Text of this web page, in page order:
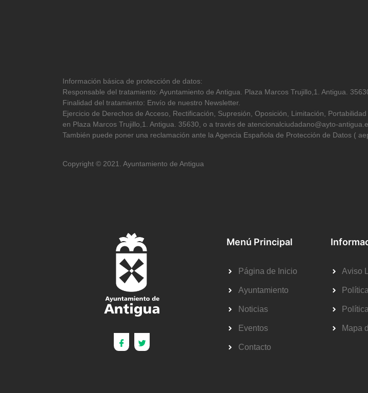
Información básica de protección de datos:
Responsable del tratamiento: Ayuntamiento de Antigua. Plaza Marcos Trujillo,1. Antigua.
Finalidad del tratamiento: Envío de nuestro Newsletter.
Ejercicio de Derechos de Acceso, Rectificación, Supresión, Oposición, Limitación,
en Plaza Marcos Trujillo,1. Antigua. 35630, o a través de atencionalciudadano@ayto-
También puede poner una reclamación ante la Agencia Española de Protección de Datos (
Copyright © 2021. Ayuntamiento de Antigua
Menú Principal
Página de Inicio
Ayuntamiento
Noticias
Eventos
Contacto
Aviso
Mapa